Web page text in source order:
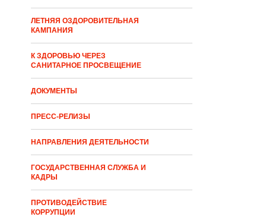
ЛЕТНЯЯ ОЗДОРОВИТЕЛЬНАЯ
КАМПАНИЯ
К ЗДОРОВЬЮ ЧЕРЕЗ
САНИТАРНОЕ ПРОСВЕЩЕНИЕ
ДОКУМЕНТЫ
ПРЕСС-РЕЛИЗЫ
НАПРАВЛЕНИЯ ДЕЯТЕЛЬНОСТИ
ГОСУДАРСТВЕННАЯ СЛУЖБА И
КАДРЫ
ПРОТИВОДЕЙСТВИЕ
КОРРУПЦИИ